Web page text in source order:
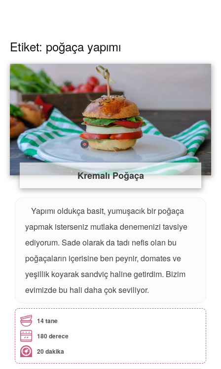
Etiket: poğaça yapımı
Kremalı Poğaça
Yapımı oldukça basit, yumuşacık bir poğaça
yapmak isterseniz mutlaka denemenizi tavsiye
ediyorum. Sade olarak da tadı nefis olan bu
poğaçaların içerisine ben peynir, domates ve
yeşillik koyarak sandviç haline getirdim. Bizim
evimizde bu hali daha çok seviliyor.
14 tane
180 derece
20 dakika